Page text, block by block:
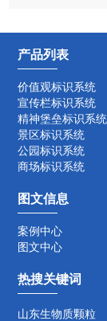
产品列表
价值观标识系统
宣传栏标识系统
精神堡垒标识系统
景区标识系统
公园标识系统
商场标识系统
图文信息
案例中心
图文中心
热搜关键词
山东生物质颗粒